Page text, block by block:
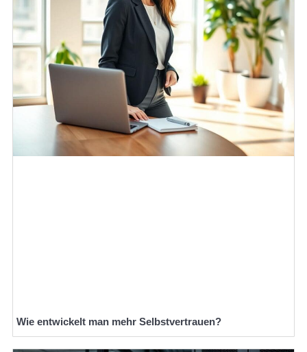
Wie entwickelt man mehr Selbstvertrauen?